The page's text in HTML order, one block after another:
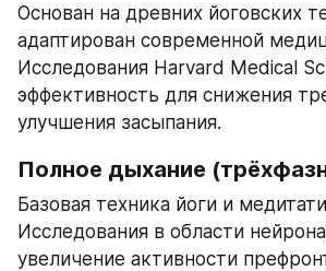
Основан на древних йоговских
адаптирован современной
Исследования Harvard Medical
эффективность для снижения
улучшения засыпания.
Полное дыхание
Базовая техника йоги и
Исследования в области
увеличение активности